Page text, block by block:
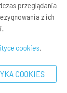
przeglądania
z ich
cookies.
COOKIES